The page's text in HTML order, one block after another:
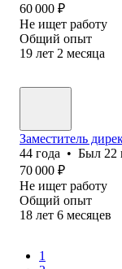
60 000 ₽
Не ищет работу
Общий опыт
19 лет 2 месяца
Заместитель
44 года • Был 22
70 000 ₽
Не ищет работу
Общий опыт
18 лет 6 месяцев
1